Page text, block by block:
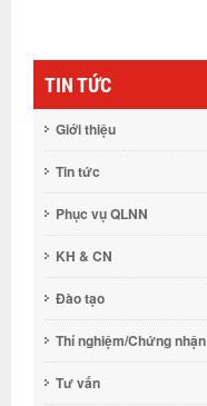
TIN TỨC
Giới thiệu
Tin tức
Phục vụ QLNN
KH & CN
Đào tạo
Thí nghiệm/Chứng nhận
Tư vấn